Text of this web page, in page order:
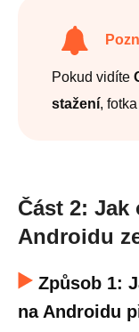
Pokud vidíte
stažení,
Část 2:
Androidu
Způsob 1:
na Androidu